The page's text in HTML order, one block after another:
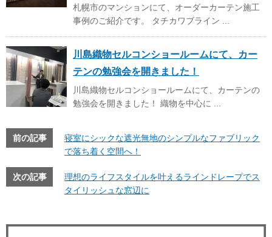
札幌市のマンションにて、オーダーカーテン施工
事例のご紹介です。 タチカワブライン ...
川島織物セルコンショールームにて、カー
テンの勉強会を開きました！
川島織物セルコンショールームにて、カーテンの
勉強会を開きました！ 織物を中心に ...
前の記事
寝室にシックな遮光無地のシンプルなファブリック
で落ち着く空間へ！
次の記事
理想のライフスタイルを叶えるラインドレープでス
タイリッシュな窓辺に